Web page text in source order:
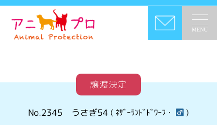
MENU
No.2345 うさぎ54 ( ﾈｻﾞｰﾗﾝﾄﾞﾄﾞﾜｰﾌ・ )
譲渡決定